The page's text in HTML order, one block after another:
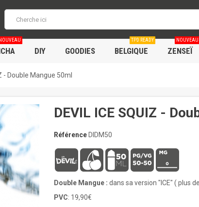
NOUVEAU
DIY GOODIES BELGIQUE
TPD READY
ZENSEÏ
NOUVEAU
- Double Mangue 50ml
DEVIL ICE SQUIZ -
Référence DIDM50
Double Mangue : dans sa version "ICE" ( plus
PVC: 19,90€